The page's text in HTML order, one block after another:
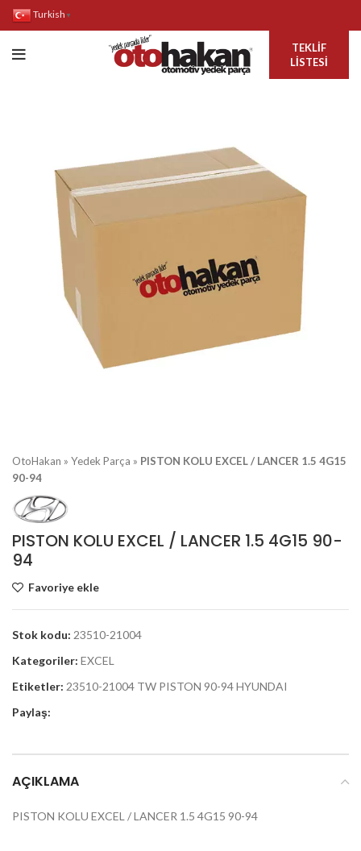
Turkish ▼
TEKLIF
LISTESI
OtoHakan » Yedek Parça » PISTON KOLU EXCEL / LANCER 1.5 4G15
90-94
PISTON KOLU EXCEL / LANCER 1.5 4G15 90-
94
Favoriye ekle
Stok kodu: 23510-21004
Kategoriler: EXCEL
Etiketler: 23510-21004 TW PISTON 90-94 HYUNDAI
Paylaş:
AÇIKLAMA
PISTON KOLU EXCEL / LANCER 1.5 4G15 90-94